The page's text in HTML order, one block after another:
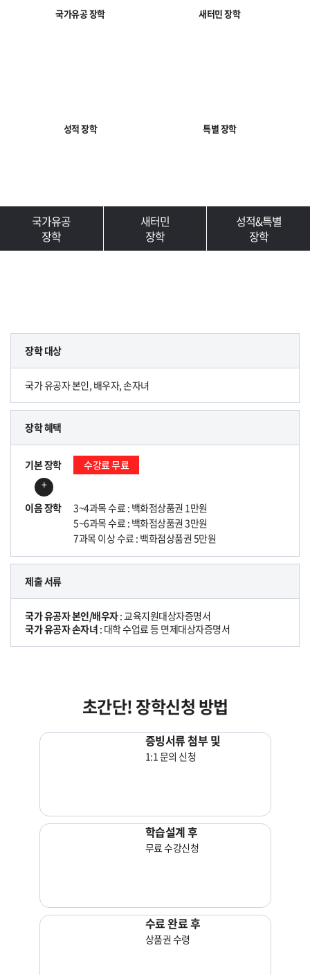
국가유공 장학 새터민 장학
성적 장학 특별 장학
국가유공
장학
새터민
장학
성적&특별
장학
장학 대상
국가 유공자 본인, 배우자, 손자녀
장학 혜택
기본 장학
수강료 무료
+
이음 장학
3~4과목 수료 : 백화점상품권 1만원
5~6과목 수료 : 백화점상품권 3만원
7과목 이상 수료 : 백화점상품권 5만원
제출 서류
국가 유공자 본인/배우자: 교육지원대상자증명서
국가 유공자 손자녀 : 대학 수업료 등 면제대상자증명서
초간단! 장학신청 방법
증빙서류 첨부 및
1:1 문의 신청
학습설계 후
무료 수강신청
수료 완료 후
상품권 수령